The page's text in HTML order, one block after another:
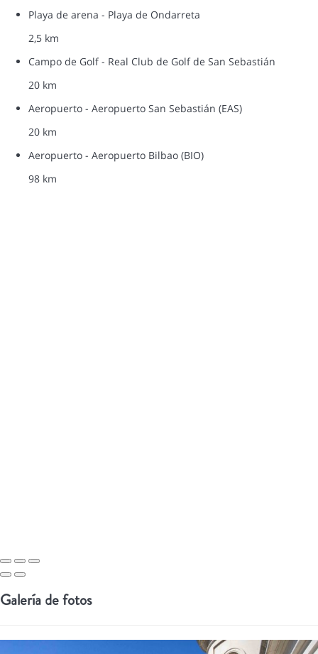
Playa de arena - Playa de Ondarreta
2,5 km
Campo de Golf - Real Club de Golf de San Sebastián
20 km
Aeropuerto - Aeropuerto San Sebastián (EAS)
20 km
Aeropuerto - Aeropuerto Bilbao (BIO)
98 km
Galería de fotos